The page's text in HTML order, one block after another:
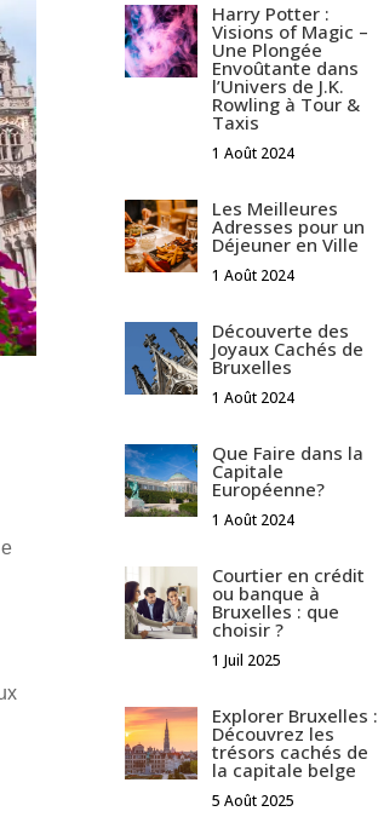
Harry Potter :
Visions of Magic –
Une Plongée
Envoûtante dans
l’Univers de J.K.
Rowling à Tour &
Taxis
1 Août 2024
Les Meilleures
Adresses pour un
Déjeuner en Ville
1 Août 2024
Découverte des
Joyaux Cachés de
Bruxelles
1 Août 2024
Que Faire dans la
Capitale
Européenne?
1 Août 2024
Courtier en crédit
ou banque à
Bruxelles : que
choisir ?
1 Juil 2025
Explorer Bruxelles :
Découvrez les
trésors cachés de
la capitale belge
5 Août 2025